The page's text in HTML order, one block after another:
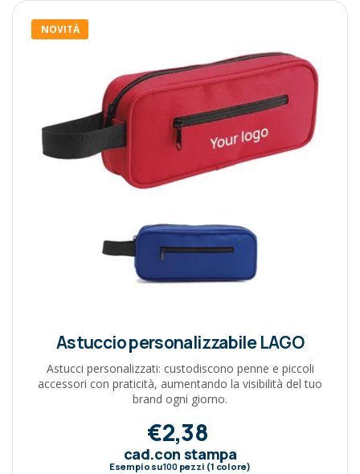
NOVITÀ
Astuccio personalizzabile LAGO
Astucci personalizzati: custodiscono penne e piccoli
accessori con praticità, aumentando la visibilità del tuo
brand ogni giorno.
€2,38
cad.con stampa
Esempio su100pezzi (1 colore)